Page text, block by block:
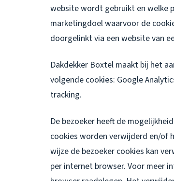
website wordt gebruikt en welke
marketingdoel waarvoor de
doorgelinkt via een website van
Dakdekker Boxtel maakt bij het
volgende cookies: Google
tracking.
De bezoeker heeft de
cookies worden verwijderd en/of
wijze de bezoeker cookies kan
per internet browser. Voor meer